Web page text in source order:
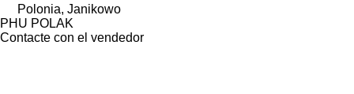
Polonia, Janikowo
PHU POLAK
Contacte con el vendedor